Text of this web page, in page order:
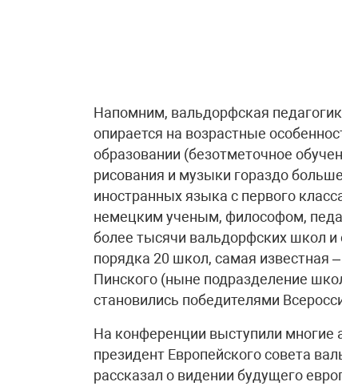
Напомним, вальдорфская
опирается на возрастные
образовании (безотметочное
рисования и музыки гораздо
иностранных языка с первого
немецким ученым, философом,
более тысячи вальдорфских школ и
порядка 20 школ, самая
Пинского (ныне подразделение
становились победителями
На конференции выступили многие
президент Европейского совета
рассказал о видении будущего